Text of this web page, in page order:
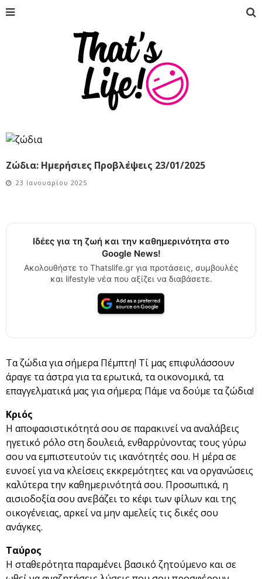
Ζώδια: Ημερήσιες Προβλέψεις 23/01/2025
23 Ιανουαρίου 2025
Ιδέες για τη ζωή και την καθημερινότητα στο
Google News!
Ακολουθήστε το Thatslife.gr για προτάσεις, συμβουλές
και lifestyle νέα που αξίζει να διαβάσετε.
Τα ζώδια για σήμερα Πέμπτη! Τί μας επιφυλάσσουν
άραγε τα άστρα για τα ερωτικά, τα οικονομικά, τα
επαγγελματικά μας για σήμερα; Πάμε να δούμε τα ζώδια!
Κριός
Η αποφασιστικότητά σου σε παρακινεί να αναλάβεις
ηγετικό ρόλο στη δουλειά, ενθαρρύνοντας τους γύρω
σου να εμπιστευτούν τις ικανότητές σου. Η μέρα σε
ευνοεί για να κλείσεις εκκρεμότητες και να οργανώσεις
καλύτερα την καθημερινότητά σου. Προσωπικά, η
αισιοδοξία σου ανεβάζει το κέφι των φίλων και της
οικογένειας, αρκεί να μην αμελείς τις δικές σου
ανάγκες.
Ταύρος
Η σταθερότητα παραμένει βασικό ζητούμενο και σε